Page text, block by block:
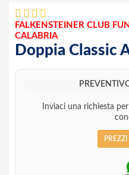
FALKENSTEINER CLUB
CALABRIA
Doppia Classic
Inviaci una richiesta
PREZZI